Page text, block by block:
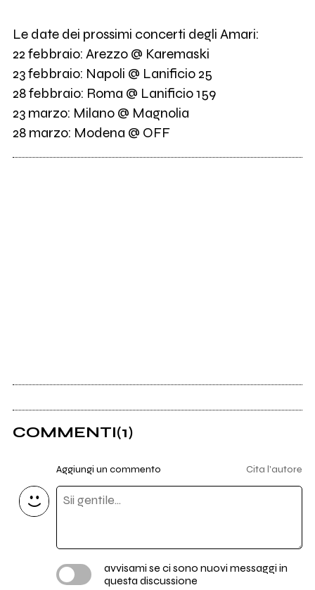
Le date dei prossimi concerti degli Amari:
22 febbraio: Arezzo @ Karemaski
23 febbraio: Napoli @ Lanificio 25
28 febbraio: Roma @ Lanificio 159
23 marzo: Milano @ Magnolia
28 marzo: Modena @ OFF
COMMENTI(1)
Aggiungi un commento Cita l'autore
avvisami se ci sono nuovi messaggi in
questa discussione